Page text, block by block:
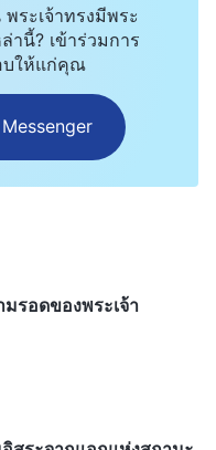
น้าแบ่งปันการ
ทบทวนและรู้จักตัว
งพระเจ้าเวลาที่เขามี
นอย่างเดียวค่ะ เขา
อันเลย เขาจะไม่
นเทียมเท็จไม่ใช่หรือ
งานที่สำคัญขนาดนี้
รถสร้างความเสีย
จ้าได้จริงๆ” นี่ทำให้
ระเจ้าทรงมีพระ
านี้? เข้าร่วมการ
บให้แก่คุณ
มรอดของพระเจ้า